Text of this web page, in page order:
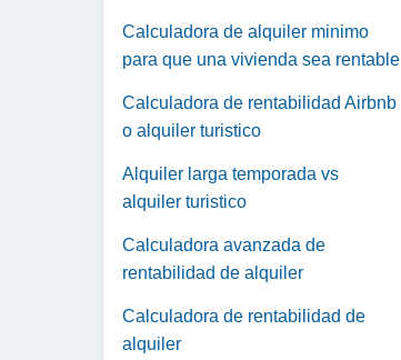
Calculadora de alquiler minimo
para que una vivienda sea rentable
Calculadora de rentabilidad Airbnb
o alquiler turistico
Alquiler larga temporada vs
alquiler turistico
Calculadora avanzada de
rentabilidad de alquiler
Calculadora de rentabilidad de
alquiler